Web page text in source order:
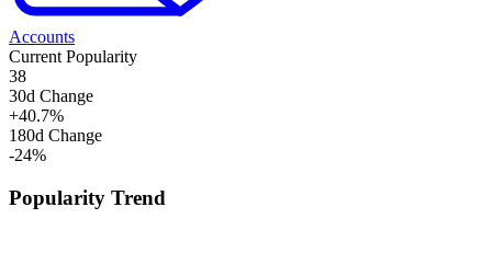
Accounts
Current Popularity
38
30d Change
+40.7%
180d Change
-24%
Popularity Trend